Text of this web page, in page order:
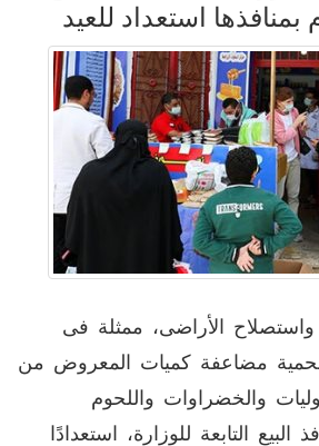
بمنافذها استعداد للعيد
واستصلاح الأراضى، ممثلة فى
مضاعفة كميات المعروض من
والخضراوات واللحوم
البيع التابعة للوزارة، استعدادًا